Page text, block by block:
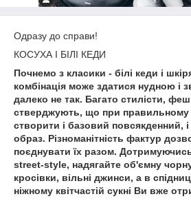
Одразу до справи!
КОСУХА І БІЛІ КЕДИ
Почнемо з класики - білі кеди і
комбінація може здатися нудною і
далеко не так. Багато стилісти,
стверджують, що при правильному
створити і базовий повсякденний,
образ. Різноманітність фактур
поєднувати їх разом. Дотримуючись
street-style, надягайте об'ємну чорну
кросівки, вільні джинси, а в
ніжному квітчастій сукні Ви вже